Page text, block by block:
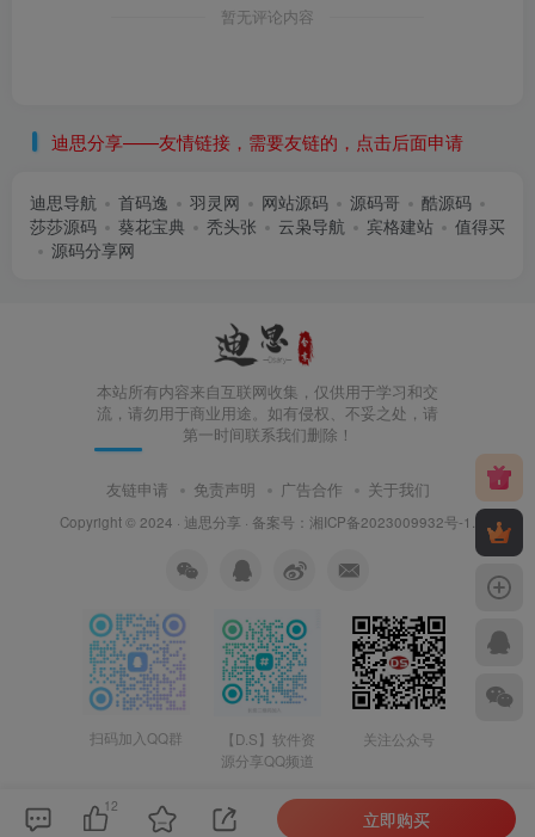
暂无评论内容
迪思分享——友情链接，需要友链的，点击后面申请
迪思导航 首码逸 羽灵网 网站源码 源码哥
酷源码
莎莎源码
葵花宝典 秃头张 云枭导航 宾格建站
值得买
源码分享网
本站所有内容来自互联网收集，仅供用于学习和交
流，请勿用于商业用途。如有侵权、不妥之处，请
第一时间联系我们删除！
友链申请 免责声明 广告合作 关于我们
Copyright © 2024 · 迪思分享 · 备案号： 湘ICP备2023009932号-1 .
扫码加入QQ群
【D.S】软件资
源分享QQ频道
关注公众号
12
立即购买